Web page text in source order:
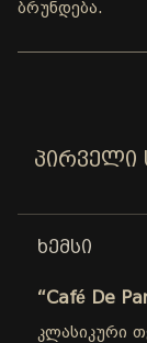
ბრუნდება.
ᲞᲘᲠᲕᲔᲚᲘ
ᲮᲔᲛᲡᲘ
“Café De
კლასიკური